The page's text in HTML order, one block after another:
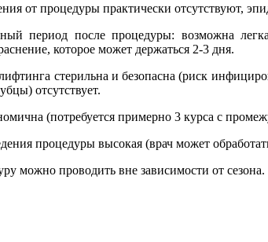
от процедуры практически отсутствуют,
период после процедуры: возможна
которое может держаться 2-3 дня.
стерильна и безопасна (риск
отсутствует.
(потребуется примерно 3 курса с
процедуры высокая (врач может
можно проводить вне зависимости от сезона.